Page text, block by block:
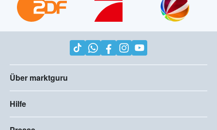
Über marktguru
Hilfe